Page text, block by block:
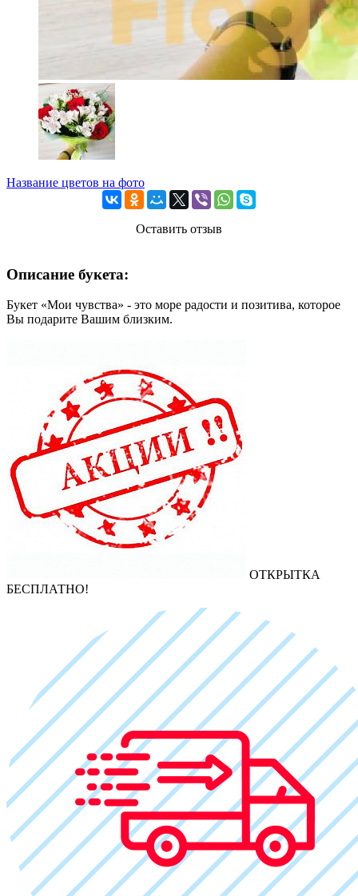
Название цветов на фото
Оставить отзыв
Описание букета:
Букет «Мои чувства» - это море радости и позитива, которое
Вы подарите Вашим близким.
ОТКРЫТКА
БЕСПЛАТНО!